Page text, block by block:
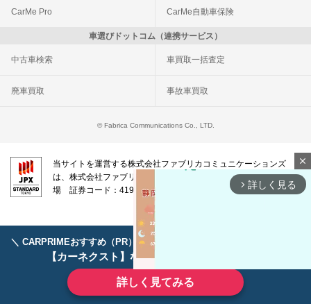
＼ CARPRIMEおすすめ（PR） ／ディーラーで手放すのはもったいない！
【カーネクスト】ならどんなクルマも高価買取
詳しく見てみる
CarMe Pro CarMe自動車保険
車選びドットコム（連携サービス）
中古車検索 車買取一括査定
廃車買取 事故車買取
© Fabrica Communications Co., LTD.
当サイトを運営する株式会社ファブリカコミュニケーションズ
は、株式会社ファブリカホールディングス（東証スタンダード上
場 証券コード：4193）のグループ会社です。
close
arrow_forward_ios 詳しく見る